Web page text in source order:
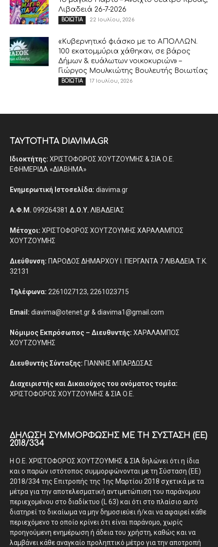
Λιβαδειά 26-7-2026
ΒΟΙΩΤΙΑ 22 Ιουλίου, 2026
«Κυβερνητικό φιάσκο με το ΑΠΟΛΛΩΝ.
100 εκατομμύρια χάθηκαν, σε βάρος
Δήμων & ευάλωτων νοικοκυριών» –
Γιώργος Μουλκιώτης Βουλευτής Βοιωτίας
ΒΟΙΩΤΙΑ 17 Ιουλίου, 2026
ΤΑΥΤΟΤΗΤΑ DIAVIMA.GR
Ιδιοκτήτης: ΧΡΙΣΤΟΦΟΡΟΣ ΧΟΥΤΖΟΥΜΗΣ & ΣΙΑ Ο.Ε.
ΕΦΗΜΕΡΙΔΑ «ΔΙΑΒΗΜΑ»
Ενημερωτική Ιστοσελίδα: diavima.gr
Α.Φ.Μ. 099264381 Δ.Ο.Υ. ΛΙΒΑΔΕΙΑΣ
Μέτοχοι: ΧΡΙΣΤΟΦΟΡΟΣ ΧΟΥΤΖΟΥΜΗΣ ΧΑΡΑΛΑΜΠΟΣ
ΧΟΥΤΖΟΥΜΗΣ
Διεύθυνση: ΠΑΡΟΔΟΣ ΔΗΜΑΡΧΟΥ Ι. ΠΕΡΓΑΝΤΑ 7 ΛΙΒΑΔΕΙΑ Τ.Κ.
32131
Τηλέφωνα: 2261027123, 2261023715
Email: diavima@otenet.gr & diavima1@gmail.com
Νόμιμος Εκπρόσωπος – Διευθυντής: ΧΑΡΑΛΑΜΠΟΣ
ΧΟΥΤΖΟΥΜΗΣ
Διευθυντής Σύνταξης: ΓΙΑΝΝΗΣ ΜΠΑΡΔΩΣΑΣ
Διαχειριστής και Δικαιούχος του ονόματος τομέα:
ΧΡΙΣΤΟΦΟΡΟΣ ΧΟΥΤΖΟΥΜΗΣ & ΣΙΑ Ο.Ε.
ΔΉΛΩΣΗ ΣΥΜΜΌΡΦΩΣΗΣ ΜΕ ΤΗ ΣΎΣΤΑΣΗ (ΕΕ)
2018/334
Η Ο.Ε. ΧΡΙΣΤΟΦΟΡΟΣ ΧΟΥΤΖΟΥΜΗΣ & ΣΙΑ δηλώνει ότι η ίδια
και ο παρών ιστότοπος συμμορφώνονται με τη Σύσταση (ΕΕ)
2018/334 της Επιτροπής της 1ης Μαρτίου 2018 σχετικά με τα
μέτρα για την αποτελεσματική αντιμετώπιση του παράνομου
περιεχομένου στο διαδίκτυο (L 63) και ότι στο πλαίσιο αυτό
διατηρεί το δικαίωμα να μην δημοσιεύει ή/και να αφαιρεί κάθε
περιεχόμενο το οποίο κρίνει ότι είναι παράνομο, χωρίς
προηγούμενη ενημέρωση ή άδεια του χρήστη, καθώς και να
λαμβάνει κάθε αναγκαίο προληπτικό μέτρο για την αποτροπή